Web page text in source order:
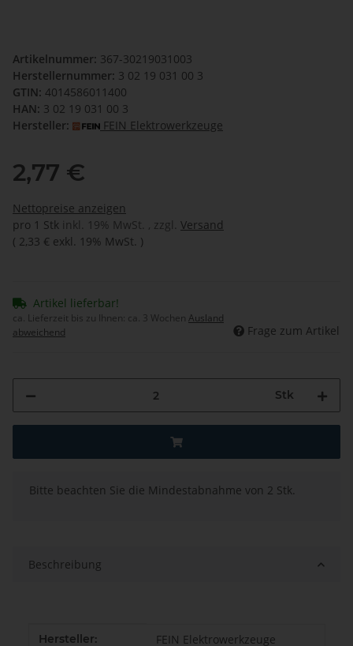
Artikelnummer: 367-30219031003
Herstellernummer: 3 02 19 031 00 3
GTIN: 4014586011400
HAN: 3 02 19 031 00 3
Hersteller:
FEIN Elektrowerkzeuge
2,77 €
Nettopreise anzeigen
pro 1 Stk inkl. 19% MwSt. , zzgl. Versand
( 2,33 € exkl. 19% MwSt. )
Artikel lieferbar!
ca. Lieferzeit bis zu Ihnen: ca. 3 Wochen Ausland
abweichend
Frage zum Artikel
Stk
xBitte beachten Sie die Mindestabnahme von 2 Stk.
Beschreibung
Produkteigenschaft
Wert
Hersteller: FEIN Elektrowerkzeuge